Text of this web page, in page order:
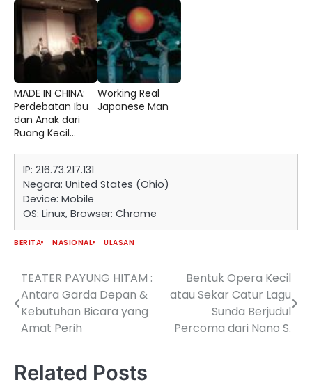
MADE IN CHINA:
Perdebatan Ibu
dan Anak dari
Ruang Kecil...
Working Real
Japanese Man
IP: 216.73.217.131
Negara: United States (Ohio)
Device: Mobile
OS: Linux, Browser: Chrome
BERITA NASIONAL ULASAN
Navigasi
pos
TEATER PAYUNG HITAM :
Antara Garda Depan &
Kebutuhan Bicara yang
Amat Perih
Bentuk Opera Kecil
atau Sekar Catur Lagu
Sunda Berjudul
Percoma dari Nano S.
Related Posts